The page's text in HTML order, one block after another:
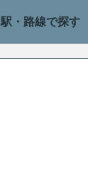
駅・路線で探す